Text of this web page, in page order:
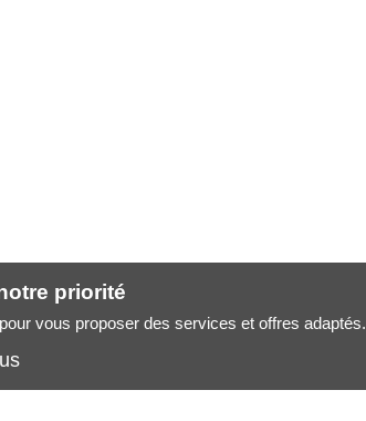
priorité
vous proposer des services et offres adaptés.